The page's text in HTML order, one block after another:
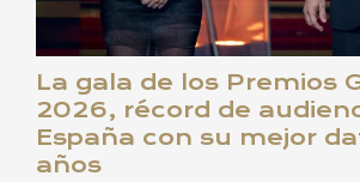
La gala de los Premios
2026, récord de
España con su mejor
años